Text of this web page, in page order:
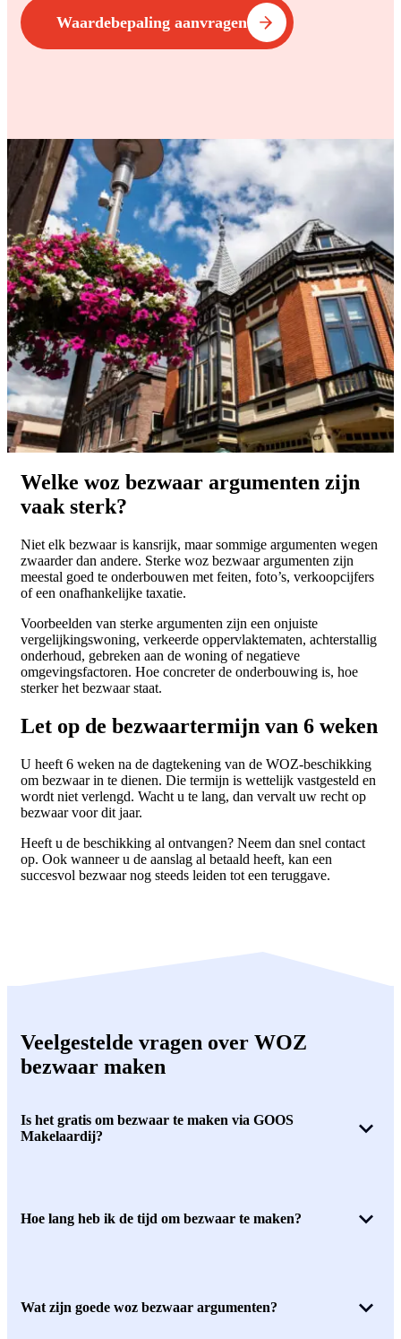
Waardebepaling aanvragen
Welke woz bezwaar argumenten zijn
vaak sterk?
Niet elk bezwaar is kansrijk, maar sommige argumenten wegen
zwaarder dan andere. Sterke woz bezwaar argumenten zijn
meestal goed te onderbouwen met feiten, foto’s, verkoopcijfers
of een onafhankelijke taxatie.
Voorbeelden van sterke argumenten zijn een onjuiste
vergelijkingswoning, verkeerde oppervlaktematen, achterstallig
onderhoud, gebreken aan de woning of negatieve
omgevingsfactoren. Hoe concreter de onderbouwing is, hoe
sterker het bezwaar staat.
Let op de bezwaartermijn van 6 weken
U heeft 6 weken na de dagtekening van de WOZ-beschikking
om bezwaar in te dienen. Die termijn is wettelijk vastgesteld en
wordt niet verlengd. Wacht u te lang, dan vervalt uw recht op
bezwaar voor dit jaar.
Heeft u de beschikking al ontvangen? Neem dan snel contact
op. Ook wanneer u de aanslag al betaald heeft, kan een
succesvol bezwaar nog steeds leiden tot een teruggave.
Veelgestelde vragen over WOZ
bezwaar maken
Is het gratis om bezwaar te maken via GOOS
Makelaardij?
Hoe lang heb ik de tijd om bezwaar te maken?
Wat zijn goede woz bezwaar argumenten?